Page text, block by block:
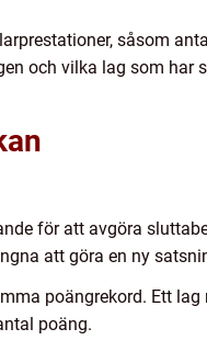
såsom
och vilka lag som har
för att avgöra
att göra en ny
poängrekord. Ett lag
poäng.